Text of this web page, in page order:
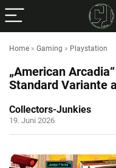
Home » Gaming » Playstation
„American
Standard Variante
Collectors-Junkies
19. Juni 2026